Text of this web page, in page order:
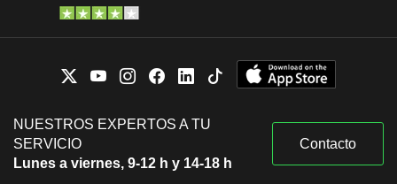
NUESTROS EXPERTOS A TU
SERVICIO
Lunes a viernes, 9-12 h y 14-18 h
Contacto